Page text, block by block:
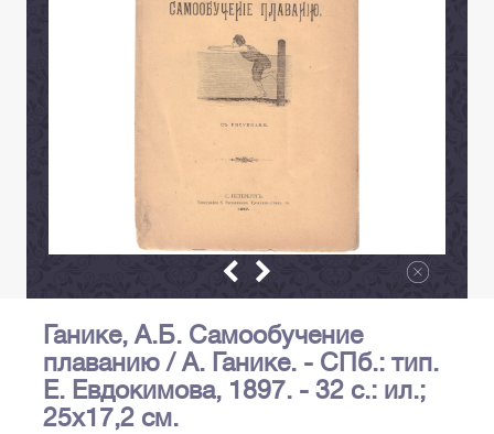
Ганике, А.Б. Самообучение
плаванию / А. Ганике. - СПб.: тип.
Е. Евдокимова, 1897. - 32 с.: ил.;
25х17,2 см.